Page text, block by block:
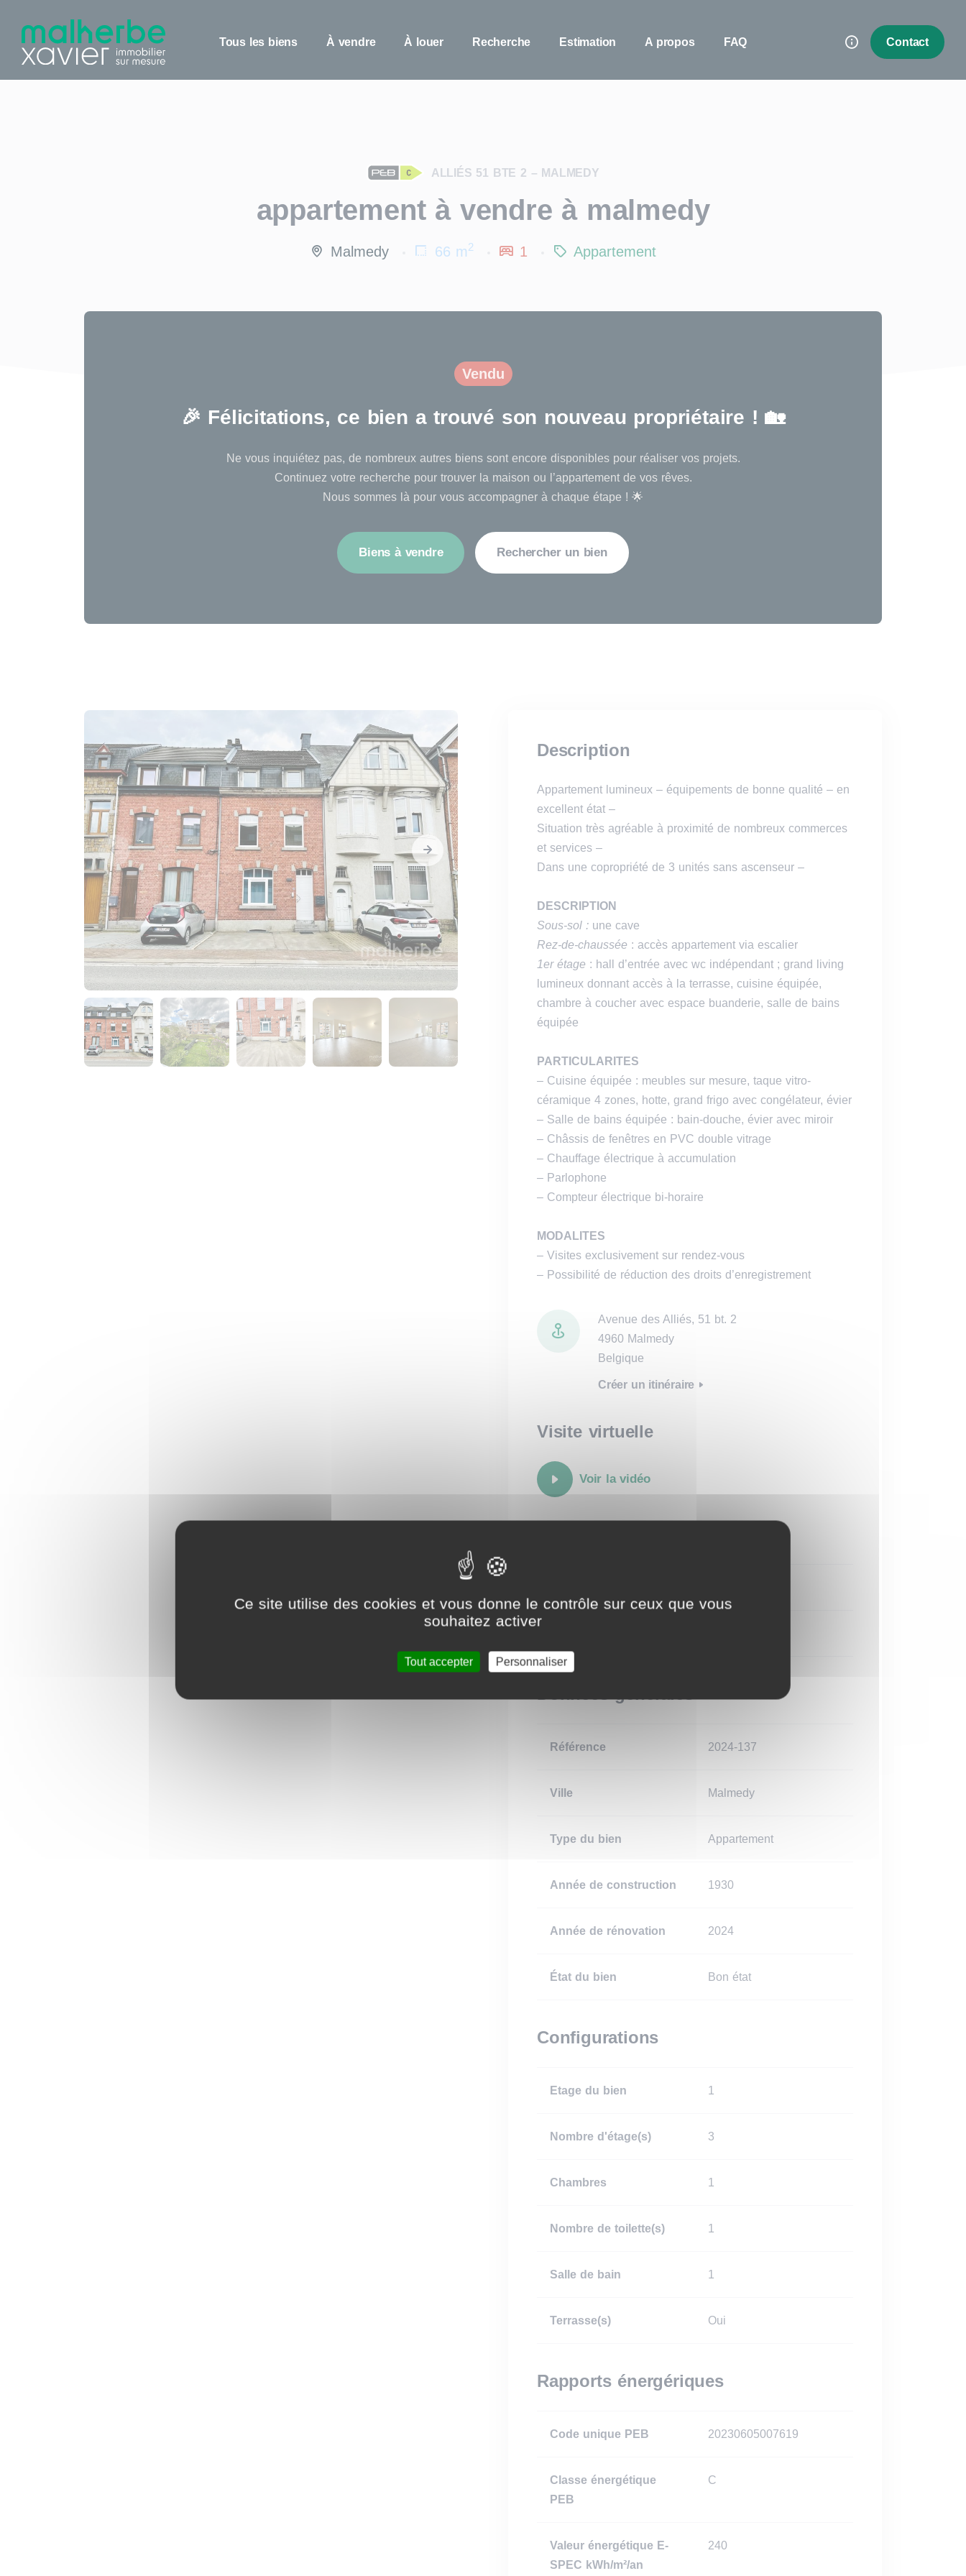
Tous les biens À vendre À louer Recherche Estimation A propos FAQ Contact
ALLIÉS 51 BTE 2 – MALMEDY
appartement à vendre à malmedy
Malmedy 66 m2 1 Appartement
Vendu
🎉 Félicitations, ce bien a trouvé son nouveau propriétaire ! 🏡
Ne vous inquiétez pas, de nombreux autres biens sont encore disponibles pour réaliser vos projets.
Continuez votre recherche pour trouver la maison ou l’appartement de vos rêves.
Nous sommes là pour vous accompagner à chaque étape ! 🌟
Biens à vendre Rechercher un bien
Description
Appartement lumineux – équipements de bonne qualité – en
excellent état –
Situation très agréable à proximité de nombreux commerces
et services –
Dans une copropriété de 3 unités sans ascenseur –
DESCRIPTION
Sous-sol : une cave
Rez-de-chaussée : accès appartement via escalier
1er étage : hall d’entrée avec wc indépendant ; grand living
lumineux donnant accès à la terrasse, cuisine équipée,
chambre à coucher avec espace buanderie, salle de bains
équipée
PARTICULARITES
– Cuisine équipée : meubles sur mesure, taque vitro-
céramique 4 zones, hotte, grand frigo avec congélateur, évier
– Salle de bains équipée : bain-douche, évier avec miroir
– Châssis de fenêtres en PVC double vitrage
– Chauffage électrique à accumulation
– Parlophone
– Compteur électrique bi-horaire
MODALITES
– Visites exclusivement sur rendez-vous
– Possibilité de réduction des droits d’enregistrement
Avenue des Alliés, 51 bt. 2
4960 Malmedy
Belgique
Créer un itinéraire
Visite virtuelle
Voir la vidéo
Référence 2024-137
Ville Malmedy
Type du bien Appartement
Année de construction 1930
Année de rénovation 2024
État du bien Bon état
Configurations
Etage du bien 1
Nombre d'étage(s) 3
Chambres 1
Nombre de toilette(s) 1
Salle de bain 1
Terrasse(s) Oui
Rapports énergériques
Code unique PEB 20230605007619
Classe énergétique
PEB
C
Valeur énergétique E-
SPEC kWh/m²/an
240
Ce site utilise des cookies et vous donne le contrôle sur ceux que vous
souhaitez activer
Tout accepter Personnaliser